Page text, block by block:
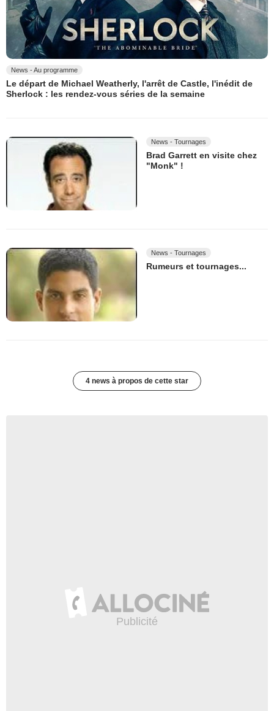
News - Au programme
Le départ de Michael Weatherly, l'arrêt de Castle, l'inédit de
Sherlock : les rendez-vous séries de la semaine
News - Tournages
Brad Garrett en visite chez
"Monk" !
News - Tournages
Rumeurs et tournages...
4 news à propos de cette star